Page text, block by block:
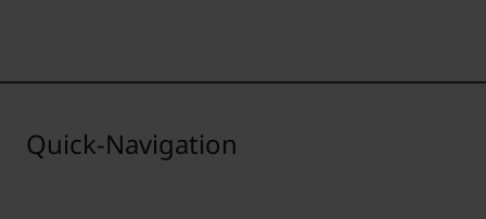
Quick-Navigation